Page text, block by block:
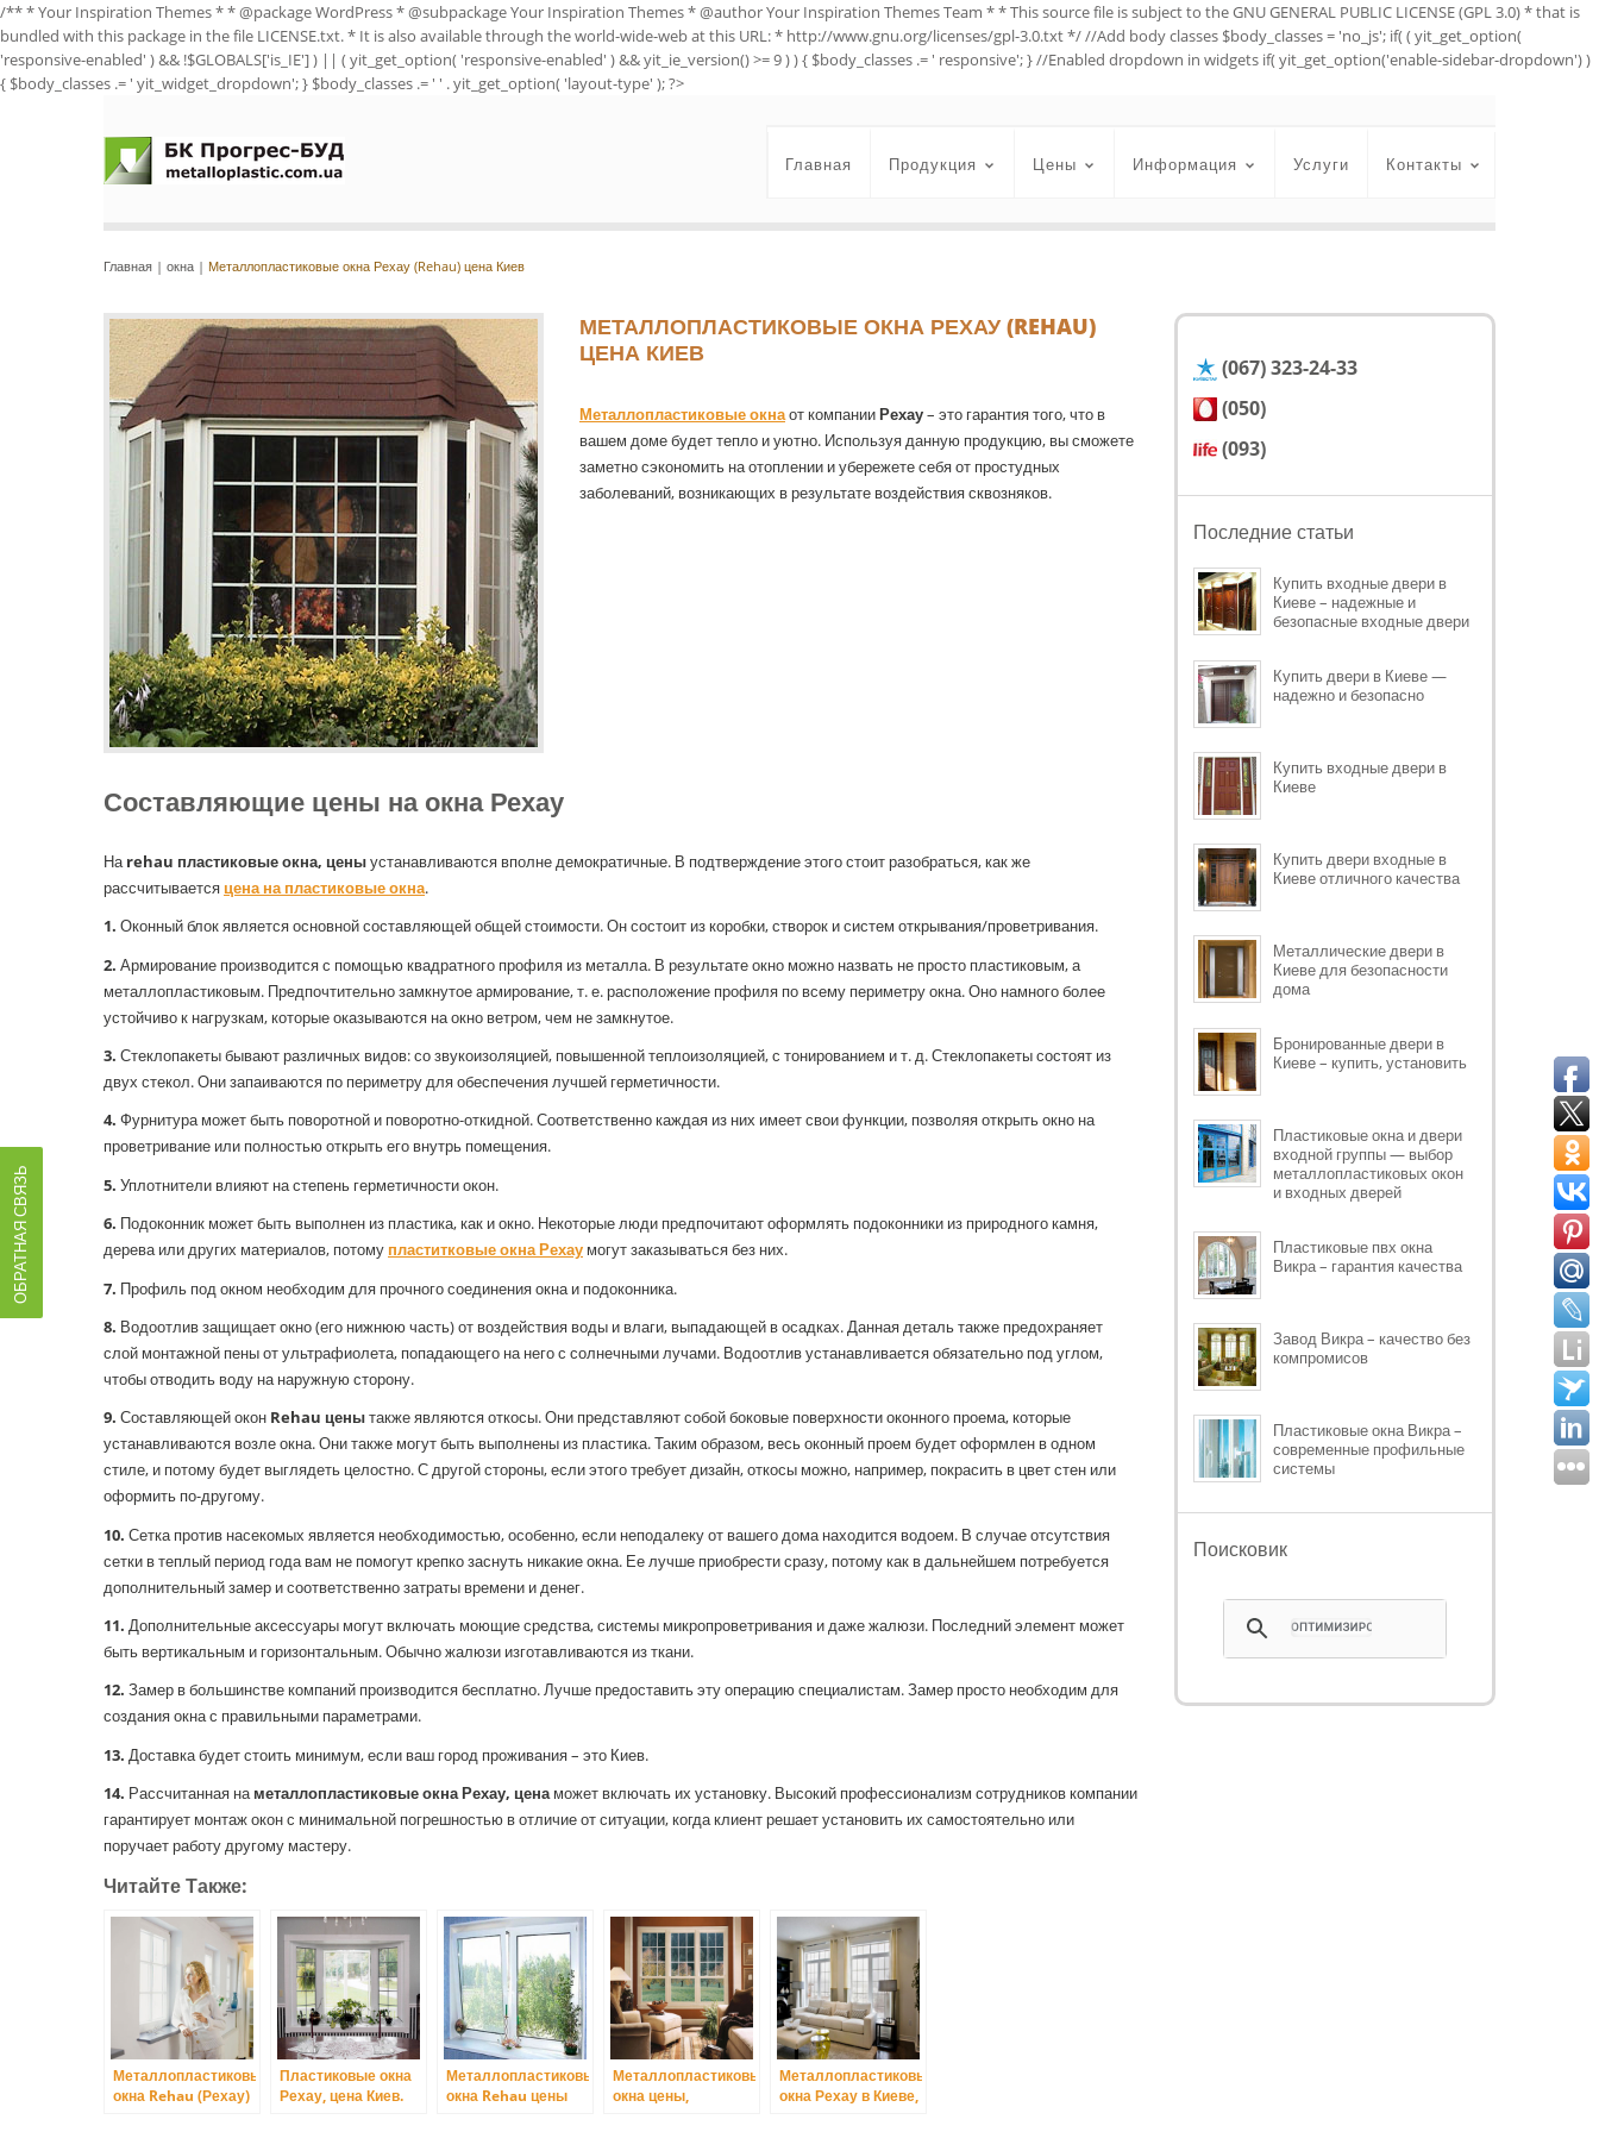
/** * Your Inspiration Themes * * @package WordPress * @subpackage Your Inspiration Themes * @author Your Inspiration Themes Team * * This source file is subject to the GNU GENERAL PUBLIC LICENSE (GPL 3.0) * that is
bundled with this package in the file LICENSE.txt. * It is also available through the world-wide-web at this URL: * http://www.gnu.org/licenses/gpl-3.0.txt */ //Add body classes $body_classes = 'no_js'; if( ( yit_get_option(
'responsive-enabled' ) && !$GLOBALS['is_IE'] ) || ( yit_get_option( 'responsive-enabled' ) && yit_ie_version() >= 9 ) ) { $body_classes .= ' responsive'; } //Enabled dropdown in widgets if( yit_get_option('enable-sidebar-dropdown') )
{ $body_classes .= ' yit_widget_dropdown'; } $body_classes .= ' ' . yit_get_option( 'layout-type' ); ?>
Главная Продукция Цены Информация Услуги Контакты
Главная | окна | Металлопластиковые окна Рехау (Rehau) цена Киев
МЕТАЛЛОПЛАСТИКОВЫЕ ОКНА РЕХАУ (REHAU)
ЦЕНА КИЕВ
Металлопластиковые окнаот компанииРехау– это гарантия того, что в
вашем доме будет тепло и уютно. Используя данную продукцию, вы сможете
заметно сэкономить на отоплении и убережете себя от простудных
заболеваний, возникающих в результате воздействия сквозняков.
Составляющие цены на окна Рехау
Наrehau пластиковые окна, ценыустанавливаются вполне демократичные. В подтверждение этого стоит разобраться, как же
рассчитывается цена на пластиковые окна.
1. Оконный блок является основной составляющей общей стоимости. Он состоит из коробки, створок и систем открывания/проветривания.
2. Армирование производится с помощью квадратного профиля из металла. В результате окно можно назвать не просто пластиковым, а
металлопластиковым. Предпочтительно замкнутое армирование, т. е. расположение профиля по всему периметру окна. Оно намного более
устойчиво к нагрузкам, которые оказываются на окно ветром, чем не замкнутое.
3. Стеклопакеты бывают различных видов: со звукоизоляцией, повышенной теплоизоляцией, с тонированием и т. д. Стеклопакеты состоят из
двух стекол. Они запаиваются по периметру для обеспечения лучшей герметичности.
4. Фурнитура может быть поворотной и поворотно-откидной. Соответственно каждая из них имеет свои функции, позволяя открыть окно на
проветривание или полностью открыть его внутрь помещения.
5. Уплотнители влияют на степень герметичности окон.
6. Подоконник может быть выполнен из пластика, как и окно. Некоторые люди предпочитают оформлять подоконники из природного камня,
дерева или других материалов, потому пластитковые окна Рехау могут заказываться без них.
7. Профиль под окном необходим для прочного соединения окна и подоконника.
8. Водоотлив защищает окно (его нижнюю часть) от воздействия воды и влаги, выпадающей в осадках. Данная деталь также предохраняет
слой монтажной пены от ультрафиолета, попадающего на него с солнечными лучами. Водоотлив устанавливается обязательно под углом,
чтобы отводить воду на наружную сторону.
9. Составляющей окон Rehau ценытакже являются откосы. Они представляют собой боковые поверхности оконного проема, которые
устанавливаются возле окна. Они также могут быть выполнены из пластика. Таким образом, весь оконный проем будет оформлен в одном
стиле, и потому будет выглядеть целостно. С другой стороны, если этого требует дизайн, откосы можно, например, покрасить в цвет стен или
оформить по-другому.
10. Сетка против насекомых является необходимостью, особенно, если неподалеку от вашего дома находится водоем. В случае отсутствия
сетки в теплый период года вам не помогут крепко заснуть никакие окна. Ее лучше приобрести сразу, потому как в дальнейшем потребуется
дополнительный замер и соответственно затраты времени и денег.
11. Дополнительные аксессуары могут включать моющие средства, системы микропроветривания и даже жалюзи. Последний элемент может
быть вертикальным и горизонтальным. Обычно жалюзи изготавливаются из ткани.
12. Замер в большинстве компаний производится бесплатно. Лучше предоставить эту операцию специалистам. Замер просто необходим для
создания окна с правильными параметрами.
13. Доставка будет стоить минимум, если ваш город проживания – это Киев.
14. Рассчитанная наметаллопластиковые окна Рехау, ценаможет включать их установку. Высокий профессионализм сотрудников компании
гарантирует монтаж окон с минимальной погрешностью в отличие от ситуации, когда клиент решает установить их самостоятельно или
поручает работу другому мастеру.
Читайте Также:
Металлопластиковые
окна Rehau (Рехау)
Пластиковые окна
Рехау, цена Киев.
Металлопластиковые
окна Rehau цены
Металлопластиковые
окна цены,
Металлопластиковые
окна Рехау в Киеве,
(067) 323-24-33
(050)
(093)
Последние статьи
Купить входные двери в
Киеве – надежные и
безопасные входные двери
Купить двери в Киеве —
надежно и безопасно
Купить входные двери в
Киеве
Купить двери входные в
Киеве отличного качества
Металлические двери в
Киеве для безопасности
дома
Бронированные двери в
Киеве – купить, установить
Пластиковые окна и двери
входной группы — выбор
металлопластиковых окон
и входных дверей
Пластиковые пвх окна
Викра – гарантия качества
Завод Викра – качество без
компромисов
Пластиковые окна Викра –
современные профильные
системы
Поисковик
ОБРАТНАЯ СВЯЗЬ